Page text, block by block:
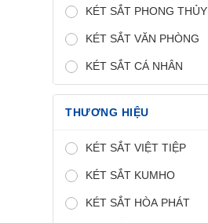
KÉT SẮT PHONG THỦY
KÉT SẮT VĂN PHÒNG
KÉT SẮT CÁ NHÂN
THƯƠNG HIỆU
KÉT SẮT VIỆT TIỆP
KÉT SẮT KUMHO
KÉT SẮT HÒA PHÁT